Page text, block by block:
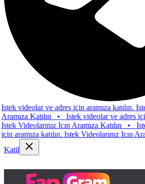
ve adres için aramıza katılın. Istek
Katılın•Istek videolar ve adres için
Icın Aramıza Katılın•Istek
katılın. Istek Videolarınız Icın Aramıza
Katil